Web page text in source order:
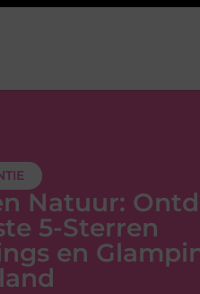
Natuur:
5-Sterren
en